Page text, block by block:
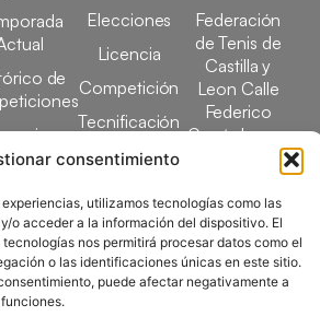
consentimiento
utilizamos tecnologías como las
o acceder a la información del dispositivo. El
nos permitirá procesar datos como el
o las identificaciones únicas en este sitio.
puede afectar negativamente a
de
Elecciones
Licencia
Competición
Tecnificación
Docencia
Federación
de Tenis de
Castilla y
Leon Calle
Federico
García Lorca,
983 24 94 26